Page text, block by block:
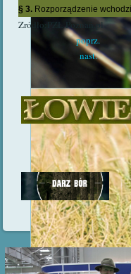
§ 3. Rozporządzenie
Zródło:PZŁ Poznań.pl
poprz.
nast.